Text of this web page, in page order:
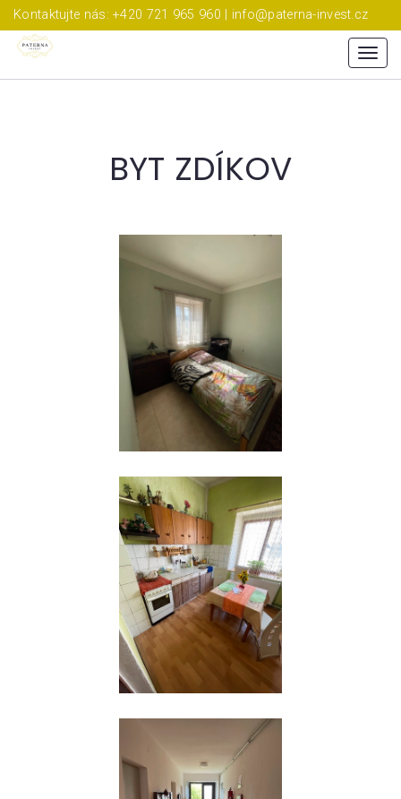
Kontaktujte nás: +420 721 965 960 | info@paterna-invest.cz
Menu
BYT ZDÍKOV